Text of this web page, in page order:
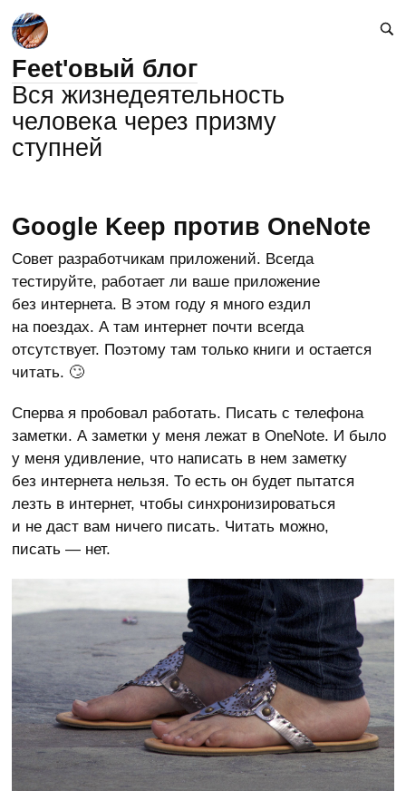
Feet'овый блог
Вся жизнедеятельность
человека через призму
ступней
Google Keep против OneNote
Совет разработчикам приложений. Всегда
тестируйте, работает ли ваше приложение
без интернета. В этом году я много ездил
на поездах. А там интернет почти всегда
отсутствует. Поэтому там только книги и остается
читать. 🙄
Сперва я пробовал работать. Писать с телефона
заметки. А заметки у меня лежат в OneNote. И было
у меня удивление, что написать в нем заметку
без интернета нельзя. То есть он будет пытатся
лезть в интернет, чтобы синхронизироваться
и не даст вам ничего писать. Читать можно,
писать — нет.